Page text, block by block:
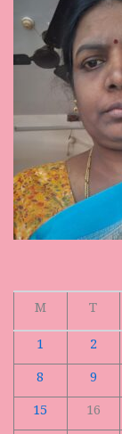
M
T
1
2
8
9
15
16